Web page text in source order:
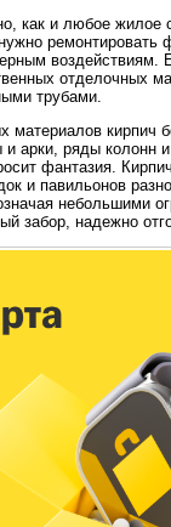
как и любое
отделочных
трубами.
материалов
арки, ряды колонн
фантазия.
и павильонов
небольшими
забор, надежно